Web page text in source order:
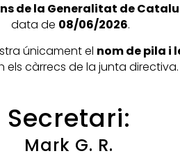
de la Generalitat de
data de 08/06/2026.
únicament el nom de pila i
els càrrecs de la junta directiva.
Secretari:
Mark G. R.